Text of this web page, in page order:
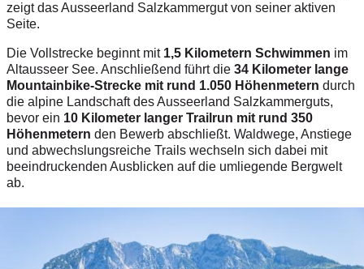
zeigt das Ausseerland Salzkammergut von seiner aktiven
Seite.
Die Vollstrecke beginnt mit 1,5 Kilometern Schwimmen im
Altausseer See. Anschließend führt die 34 Kilometer lange
Mountainbike-Strecke mit rund 1.050 Höhenmetern durch
die alpine Landschaft des Ausseerland Salzkammerguts,
bevor ein 10 Kilometer langer Trailrun mit rund 350
Höhenmetern den Bewerb abschließt. Waldwege, Anstiege
und abwechslungsreiche Trails wechseln sich dabei mit
beeindruckenden Ausblicken auf die umliegende Bergwelt
ab.